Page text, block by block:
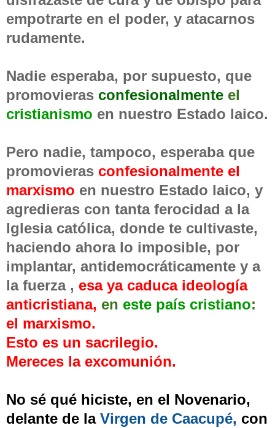
empotrarte en el poder, y atacarnos
rudamente.
Nadie esperaba, por supuesto, que
promovieras confesionalmente el
cristianismo en nuestro Estado laico.
Pero nadie, tampoco, esperaba que
promovieras confesionalmente el
marxismo en nuestro Estado laico, y
agredieras con tanta ferocidad a la
Iglesia católica, donde te cultivaste,
haciendo ahora lo imposible, por
implantar, antidemocráticamente y a
la fuerza , esa ya caduca ideología
anticristiana, en este país cristiano:
el marxismo.
Esto es un sacrilegio.
Mereces la excomunión.
No sé qué hiciste, en el Novenario,
delante de la Virgen de Caacupé, con